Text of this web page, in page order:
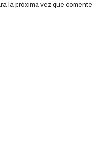
la próxima vez que comente.